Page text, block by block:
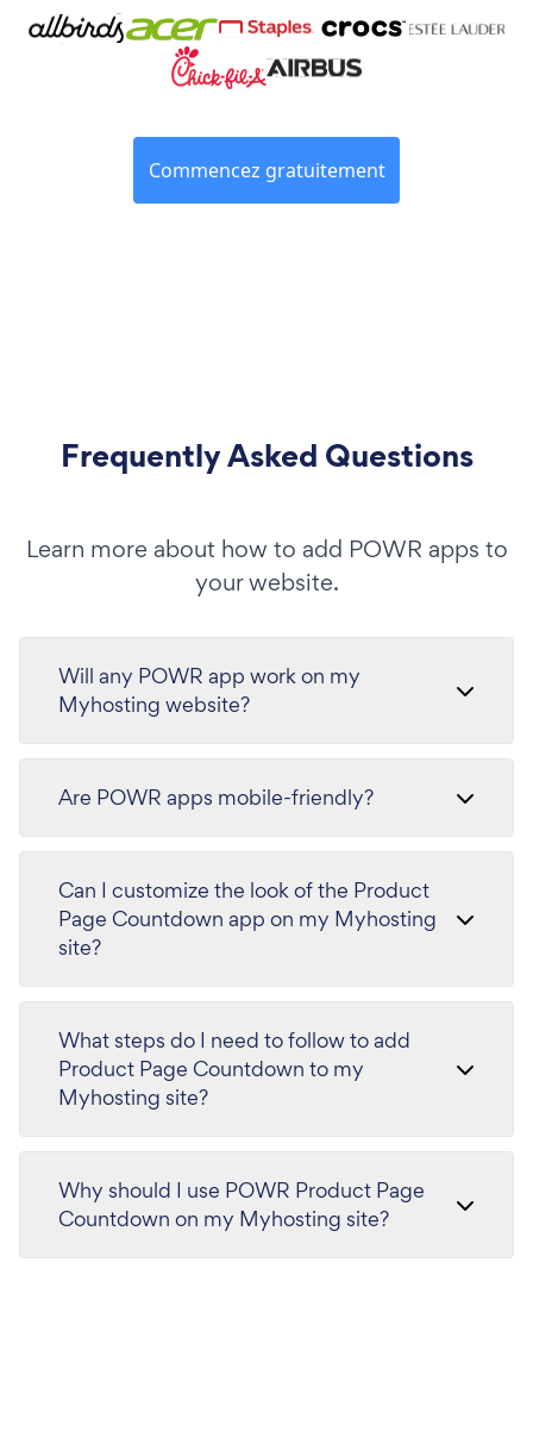
Commencez gratuitement
Frequently Asked Questions
Learn more about how to add POWR apps to
your website.
Will any POWR app work on my
Myhosting website?
Are POWR apps mobile-friendly?
Can I customize the look of the Product
Page Countdown app on my Myhosting
site?
What steps do I need to follow to add
Product Page Countdown to my
Myhosting site?
Why should I use POWR Product Page
Countdown on my Myhosting site?